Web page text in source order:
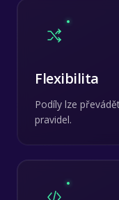
Flexibilita
Podíly lze
pravidel.